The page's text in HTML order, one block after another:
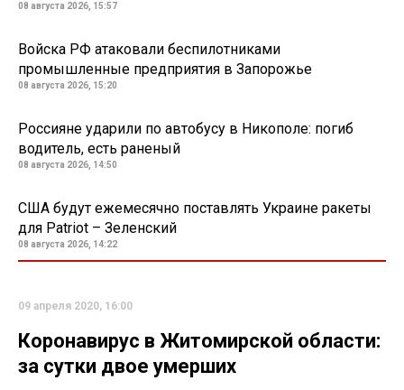
08 августа 2026, 15:57
Войска РФ атаковали беспилотниками
промышленные предприятия в Запорожье
08 августа 2026, 15:20
Россияне ударили по автобусу в Никополе: погиб
водитель, есть раненый
08 августа 2026, 14:50
США будут ежемесячно поставлять Украине ракеты
для Patriot – Зеленский
08 августа 2026, 14:22
09 апреля 2020, 16:00
Коронавирус в Житомирской области:
за сутки двое умерших